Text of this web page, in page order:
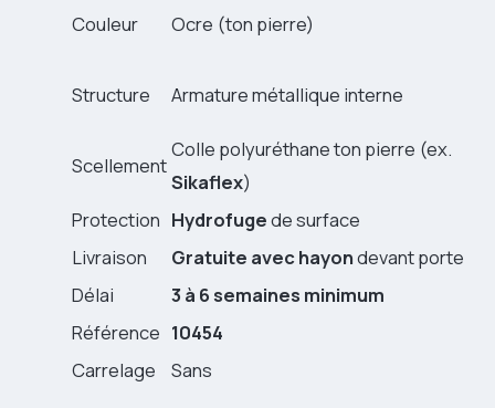
Couleur Ocre (ton pierre)
Structure Armature métallique interne
Scellement
Colle polyuréthane ton pierre (ex.
Sikaflex)
Protection Hydrofugede surface
Livraison
Gratuite avec hayondevant porte
Délai
3 à 6 semaines minimum
Référence 10454
Carrelage
Sans